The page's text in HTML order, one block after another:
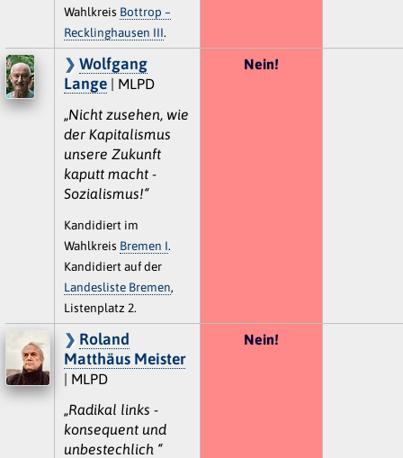
Wahlkreis Bottrop –
Recklinghausen III.
Wolfgang
Lange| MLPD
„Nicht zusehen, wie
der Kapitalismus
unsere Zukunft
kaputt macht -
Sozialismus!“
Kandidiert im
Wahlkreis Bremen I.
Kandidiert auf der
Landesliste Bremen,
Listenplatz 2.
Nein!
Roland
Matthäus Meister
| MLPD
„Radikal links -
konsequent und
unbestechlich “
Nein!